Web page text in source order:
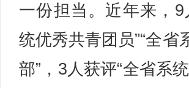
一份担当。近年来，9
统优秀共青团员”“全省
部”，3人获评“全省系